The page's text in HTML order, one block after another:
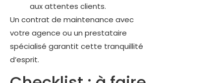
aux attentes clients.
Un contrat de maintenance avec
votre agence ou un prestataire
spécialisé garantit cette tranquillité
d’esprit.